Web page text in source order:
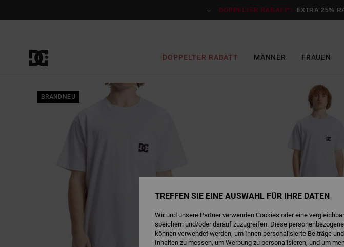
DOPPELTER RABATT*: EXTRA 25%
DOPPELTER RABATT MÄNNER FRAUEN
BRANDNEU
TREFFEN SIE EINE AUSWAHL FÜR IHRE DATEN
Wir und unsere Partner verwenden Cookies oder eine
speichern und/oder darauf zuzugreifen. Diese
können verwendet werden, um Ihnen personalisierte Beiträge
Inhalten zu messen, um Werbung zu personalisieren, und um